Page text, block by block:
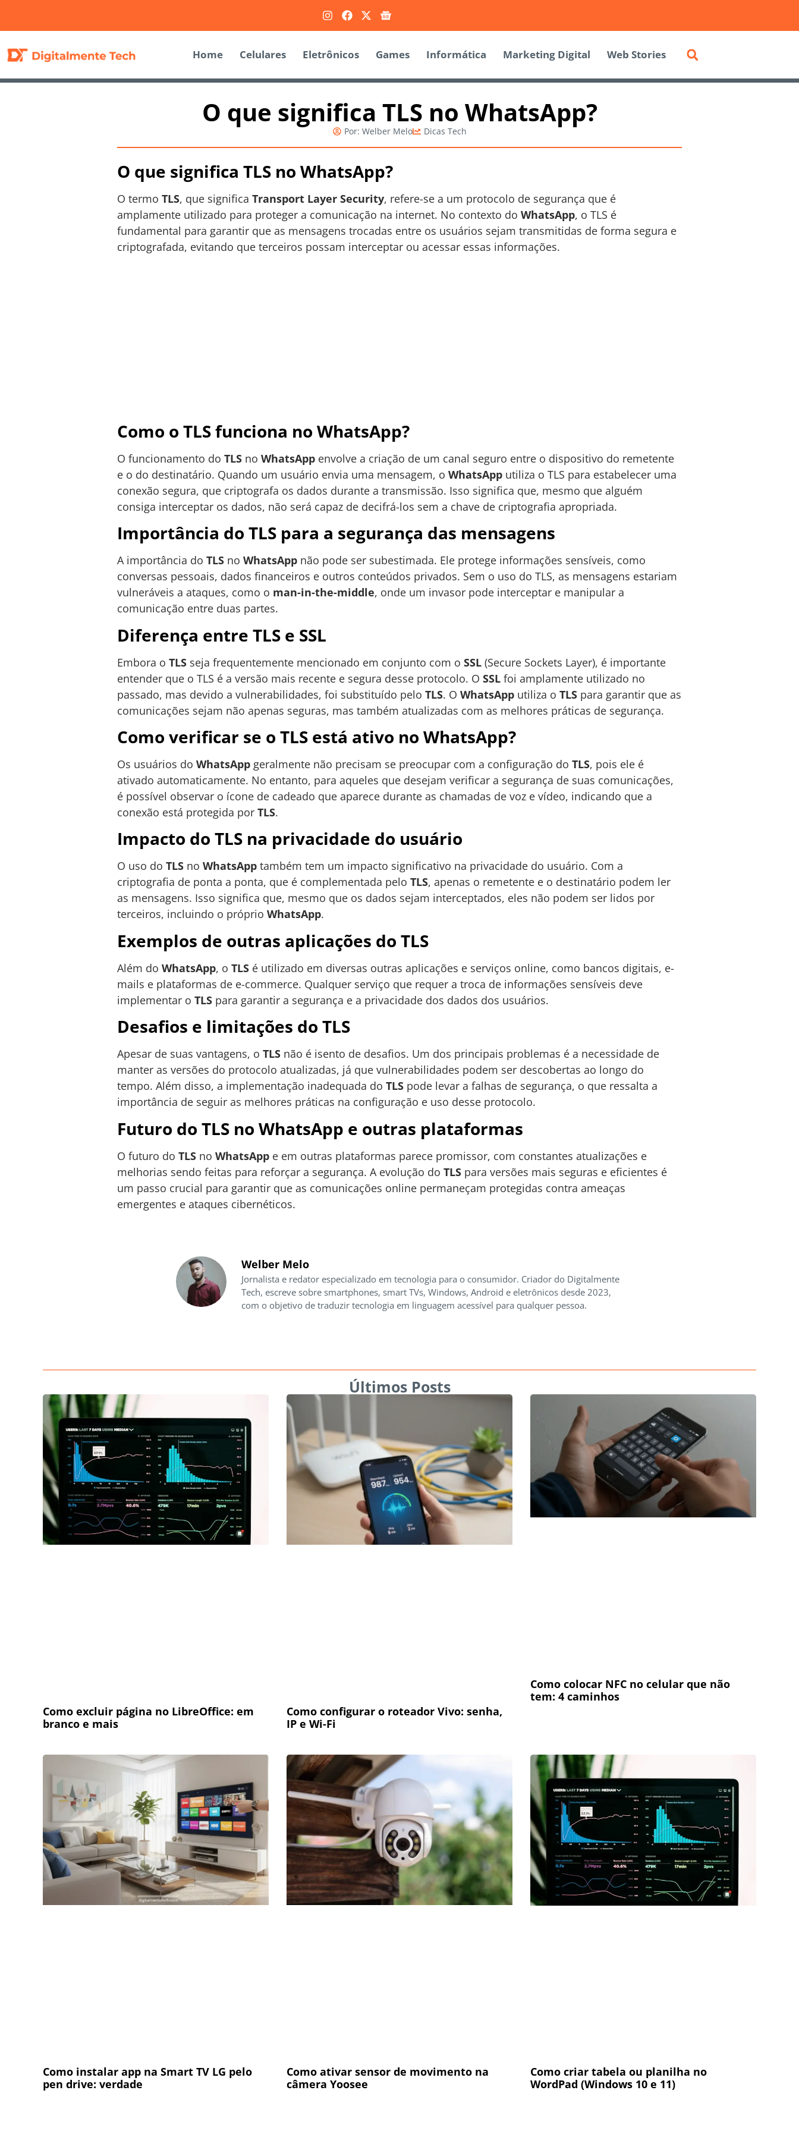
Home Celulares Eletrônicos Games Informática Marketing Digital Web Stories
O que significa TLS no WhatsApp?
Por: Welber Melo Dicas Tech
O que significa TLS no WhatsApp?
O termo TLS, que significa Transport Layer Security, refere-se a um protocolo de segurança que é
amplamente utilizado para proteger a comunicação na internet. No contexto do WhatsApp, o TLS é
fundamental para garantir que as mensagens trocadas entre os usuários sejam transmitidas de forma segura e
criptografada, evitando que terceiros possam interceptar ou acessar essas informações.
Como o TLS funciona no WhatsApp?
O funcionamento do TLS no WhatsApp envolve a criação de um canal seguro entre o dispositivo do remetente
e o do destinatário. Quando um usuário envia uma mensagem, o WhatsApp utiliza o TLS para estabelecer uma
conexão segura, que criptografa os dados durante a transmissão. Isso significa que, mesmo que alguém
consiga interceptar os dados, não será capaz de decifrá-los sem a chave de criptografia apropriada.
Importância do TLS para a segurança das mensagens
A importância do TLS no WhatsApp não pode ser subestimada. Ele protege informações sensíveis, como
conversas pessoais, dados financeiros e outros conteúdos privados. Sem o uso do TLS, as mensagens estariam
vulneráveis a ataques, como o man-in-the-middle, onde um invasor pode interceptar e manipular a
comunicação entre duas partes.
Diferença entre TLS e SSL
Embora o TLS seja frequentemente mencionado em conjunto com o SSL (Secure Sockets Layer), é importante
entender que o TLS é a versão mais recente e segura desse protocolo. O SSL foi amplamente utilizado no
passado, mas devido a vulnerabilidades, foi substituído pelo TLS. O WhatsApp utiliza o TLS para garantir que as
comunicações sejam não apenas seguras, mas também atualizadas com as melhores práticas de segurança.
Como verificar se o TLS está ativo no WhatsApp?
Os usuários do WhatsApp geralmente não precisam se preocupar com a configuração do TLS, pois ele é
ativado automaticamente. No entanto, para aqueles que desejam verificar a segurança de suas comunicações,
é possível observar o ícone de cadeado que aparece durante as chamadas de voz e vídeo, indicando que a
conexão está protegida por TLS.
Impacto do TLS na privacidade do usuário
O uso do TLS no WhatsApp também tem um impacto significativo na privacidade do usuário. Com a
criptografia de ponta a ponta, que é complementada pelo TLS, apenas o remetente e o destinatário podem ler
as mensagens. Isso significa que, mesmo que os dados sejam interceptados, eles não podem ser lidos por
terceiros, incluindo o próprio WhatsApp.
Exemplos de outras aplicações do TLS
Além do WhatsApp, o TLS é utilizado em diversas outras aplicações e serviços online, como bancos digitais, e-
mails e plataformas de e-commerce. Qualquer serviço que requer a troca de informações sensíveis deve
implementar o TLS para garantir a segurança e a privacidade dos dados dos usuários.
Desafios e limitações do TLS
Apesar de suas vantagens, o TLS não é isento de desafios. Um dos principais problemas é a necessidade de
manter as versões do protocolo atualizadas, já que vulnerabilidades podem ser descobertas ao longo do
tempo. Além disso, a implementação inadequada do TLS pode levar a falhas de segurança, o que ressalta a
importância de seguir as melhores práticas na configuração e uso desse protocolo.
Futuro do TLS no WhatsApp e outras plataformas
O futuro do TLS no WhatsApp e em outras plataformas parece promissor, com constantes atualizações e
melhorias sendo feitas para reforçar a segurança. A evolução do TLS para versões mais seguras e eficientes é
um passo crucial para garantir que as comunicações online permaneçam protegidas contra ameaças
emergentes e ataques cibernéticos.
Welber Melo
Jornalista e redator especializado em tecnologia para o consumidor. Criador do Digitalmente
Tech, escreve sobre smartphones, smart TVs, Windows, Android e eletrônicos desde 2023,
com o objetivo de traduzir tecnologia em linguagem acessível para qualquer pessoa.
Últimos Posts
Como excluir página no LibreOffice: em
branco e mais
Como configurar o roteador Vivo: senha,
IP e Wi-Fi
Como colocar NFC no celular que não
tem: 4 caminhos
Como instalar app na Smart TV LG pelo
pen drive: verdade
Como ativar sensor de movimento na
câmera Yoosee
Como criar tabela ou planilha no
WordPad (Windows 10 e 11)